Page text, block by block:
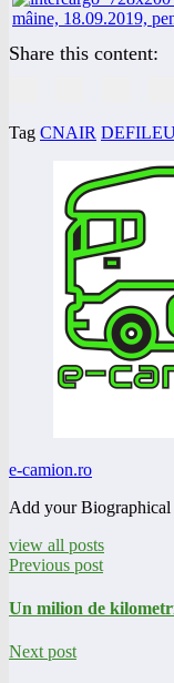
Share this content:
Tag CNAIR
e-camion.ro
Add your
view all posts
Previous post
Un milion de
Next post